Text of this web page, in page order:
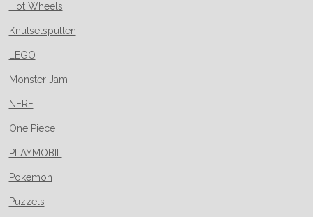
Hot Wheels
Knutselspullen
LEGO
Monster Jam
NERF
One Piece
PLAYMOBIL
Pokemon
Puzzels